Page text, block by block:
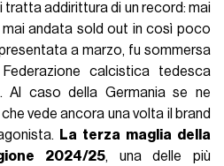
tratta addirittura di un record: mai
mai andata sold out in così poco
a marzo, fu sommersa
calcistica tedesca
Al caso della Germania se ne
vede ancora una volta il brand
La terza maglia della
2024/25, una delle più